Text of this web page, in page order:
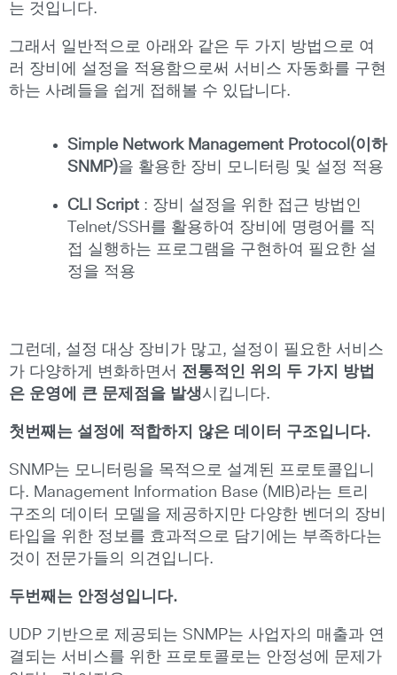
는 것입니다.
그래서 일반적으로 아래와 같은 두 가지 방법으로 여
러 장비에 설정을 적용함으로써 서비스 자동화를 구현
하는 사례들을 쉽게 접해볼 수 있답니다.
Simple Network Management Protocol(이하
SNMP)을 활용한 장비 모니터링 및 설정 적용
CLI Script : 장비 설정을 위한 접근 방법인
Telnet/SSH를 활용하여 장비에 명령어를 직
접 실행하는 프로그램을 구현하여 필요한 설
정을 적용
그런데, 설정 대상 장비가 많고, 설정이 필요한 서비스
가 다양하게 변화하면서 전통적인 위의 두 가지 방법
은 운영에 큰 문제점을 발생시킵니다.
첫번째는 설정에 적합하지 않은 데이터 구조입니다.
SNMP는 모니터링을 목적으로 설계된 프로토콜입니
다. Management Information Base (MIB)라는 트리
구조의 데이터 모델을 제공하지만 다양한 벤더의 장비
타입을 위한 정보를 효과적으로 담기에는 부족하다는
것이 전문가들의 의견입니다.
두번째는 안정성입니다.
UDP 기반으로 제공되는 SNMP는 사업자의 매출과 연
결되는 서비스를 위한 프로토콜로는 안정성에 문제가